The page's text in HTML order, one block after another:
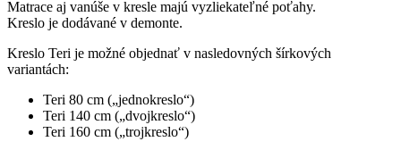
Matrace aj vanúše v kresle majú vyzliekateľné poťahy.
Kreslo je dodávané v demonte.
Kreslo Teri je možné objednať v nasledovných šírkových
variantách:
Teri 80 cm („jednokreslo“)
Teri 140 cm („dvojkreslo“)
Teri 160 cm („trojkreslo“)